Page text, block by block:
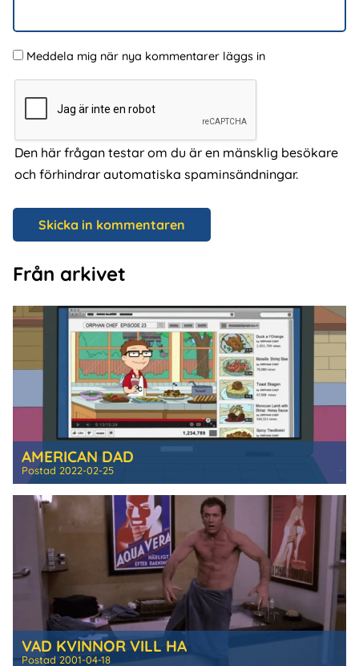
Meddela mig när nya kommentarer läggs in
Den här frågan testar om du är en mänsklig besökare
och förhindrar automatiska spaminsändningar.
Från arkivet
AMERICAN DAD
Postad 2022-02-25
VAD KVINNOR VILL HA
Postad 2001-04-18